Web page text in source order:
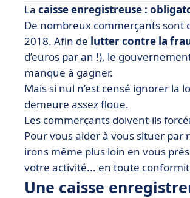
• Une caisse enregistreuse
• Comment choisir votre
• Notre sélection de logiciels
• Équipez-vous avec le bon
La caisse enregistreuse :
De nombreux commerçants sont
2018. Afin de lutter contre la
d’euros par an !), le
manque à gagner.
Mais si nul n’est censé ignorer la
demeure assez floue.
Les commerçants doivent-ils
Pour vous aider à vous situer par
irons même plus loin en vous
votre activité... en toute
Une caisse